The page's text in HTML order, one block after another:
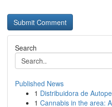
Search
Published News
1 Distribuidora de
1 Cannabis in the area: